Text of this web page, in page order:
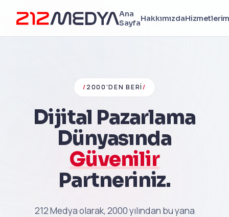
Ana
SayfaHakkımızda
/2000'DEN BERI/
Dijital Pazarlama
Dünyasında
Güvenilir
Partneriniz.
212 Medya olarak, 2000 yılından bu yana